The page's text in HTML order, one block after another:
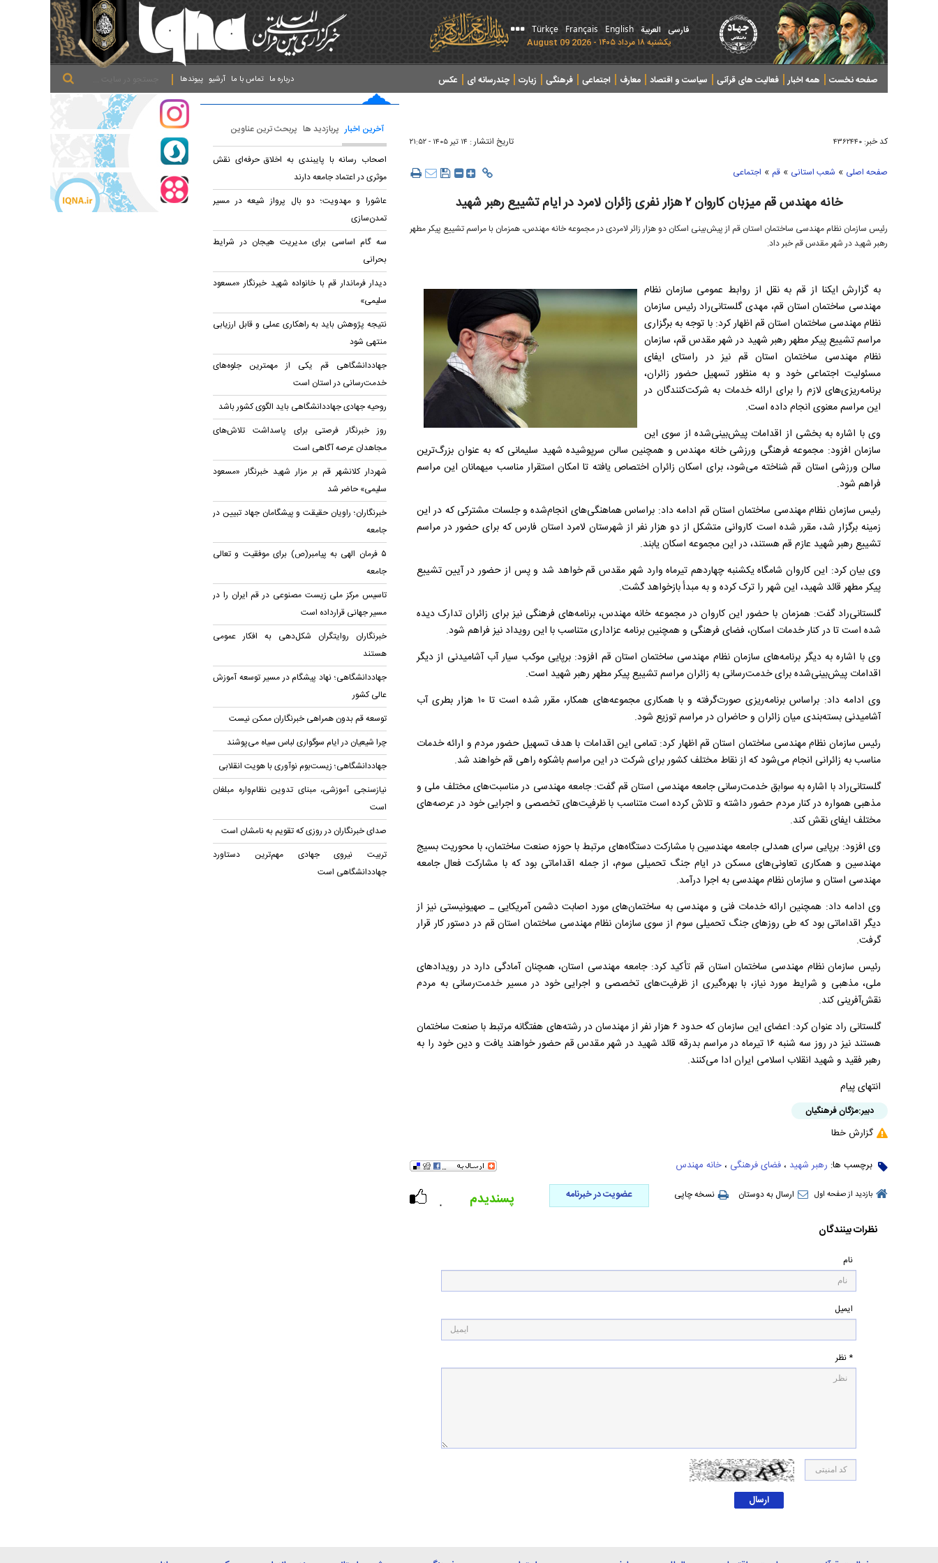
فارسی العربیة English
Français
Türkçe
يکشنبه ۱۸ مرداد ۱۴۰۵ - 2026 August 09
صفحه نخست همه اخبار فعالیت های قرآنی سیاست و اقتصاد معارف اجتماعی فرهنگی زیارت چندرسانه ای عکس پیوندها آرشیو تماس با ما درباره ما
کد خبر: ۴۳۶۲۴۴۰ تاریخ انتشار : ۱۴ تير ۱۴۰۵ - ۲۱:۵۲
صفحه اصلی » شعب استانی » قم » اجتماعی
خانه مهندس قم میزبان کاروان ۲ هزار نفری زائران لامرد در ایام تشییع رهبر شهید
رئیس سازمان نظام مهندسی ساختمان استان قم از پیش‌بینی اسکان دو هزار زائر لامردی در مجموعه خانه مهندس، همزمان با مراسم تشییع پیکر مطهر
رهبر شهید در شهر مقدس قم خبر داد.
به گزارش ایکنا از قم به نقل از روابط عمومی سازمان نظام
مهندسی ساختمان استان قم، مهدی گلستانی‌راد رئیس سازمان
نظام مهندسی ساختمان استان قم اظهار کرد: با توجه به برگزاری
مراسم تشییع پیکر مطهر رهبر شهید در شهر مقدس قم، سازمان
نظام مهندسی ساختمان استان قم نیز در راستای ایفای
مسئولیت اجتماعی خود و به منظور تسهیل حضور زائران،
برنامه‌ریزی‌های لازم را برای ارائه خدمات به شرکت‌کنندگان در
این مراسم معنوی انجام داده است.
وی با اشاره به بخشی از اقدامات پیش‌بینی‌شده از سوی این
سازمان افزود: مجموعه فرهنگی ورزشی خانه مهندس و همچنین سالن سرپوشیده شهید سلیمانی که به عنوان بزرگ‌ترین
سالن ورزشی استان قم شناخته می‌شود، برای اسکان زائران اختصاص یافته تا امکان استقرار مناسب میهمانان این مراسم
فراهم شود.
رئیس سازمان نظام مهندسی ساختمان استان قم ادامه داد: براساس هماهنگی‌های انجام‌شده و جلسات مشترکی که در این
زمینه برگزار شد، مقرر شده است کاروانی متشکل از دو هزار نفر از شهرستان لامرد استان فارس که برای حضور در مراسم
تشییع رهبر شهید عازم قم هستند، در این مجموعه اسکان یابند.
وی بیان کرد: این کاروان شامگاه یکشنبه چهاردهم تیرماه وارد شهر مقدس قم خواهد شد و پس از حضور در آیین تشییع
پیکر مطهر قائد شهید، این شهر را ترک کرده و به مبدأ بازخواهد گشت.
گلستانی‌راد گفت: همزمان با حضور این کاروان در مجموعه خانه مهندس، برنامه‌های فرهنگی نیز برای زائران تدارک دیده
شده است تا در کنار خدمات اسکان، فضای فرهنگی و همچنین برنامه عزاداری متناسب با این رویداد نیز فراهم شود.
وی با اشاره به دیگر برنامه‌های سازمان نظام مهندسی ساختمان استان قم افزود: برپایی موکب سیار آب آشامیدنی از دیگر
اقدامات پیش‌بینی‌شده برای خدمت‌رسانی به زائران مراسم تشییع پیکر مطهر رهبر شهید است.
وی ادامه داد: براساس برنامه‌ریزی صورت‌گرفته و با همکاری مجموعه‌های همکار، مقرر شده است تا ۱۰ هزار بطری آب
آشامیدنی بسته‌بندی میان زائران و حاضران در مراسم توزیع شود.
رئیس سازمان نظام مهندسی ساختمان استان قم اظهار کرد: تمامی این اقدامات با هدف تسهیل حضور مردم و ارائه خدمات
مناسب به زائرانی انجام می‌شود که از نقاط مختلف کشور برای شرکت در این مراسم باشکوه راهی قم خواهند شد.
گلستانی‌راد با اشاره به سوابق خدمت‌رسانی جامعه مهندسی استان قم گفت: جامعه مهندسی در مناسبت‌های مختلف ملی و
مذهبی همواره در کنار مردم حضور داشته و تلاش کرده است متناسب با ظرفیت‌های تخصصی و اجرایی خود در عرصه‌های
مختلف ایفای نقش کند.
وی افزود: برپایی سرای همدلی جامعه مهندسین با مشارکت دستگاه‌های مرتبط با حوزه صنعت ساختمان، با محوریت بسیج
مهندسین و همکاری تعاونی‌های مسکن در ایام جنگ تحمیلی سوم، از جمله اقداماتی بود که با مشارکت فعال جامعه
مهندسی استان و سازمان نظام مهندسی به اجرا درآمد.
وی ادامه داد: همچنین ارائه خدمات فنی و مهندسی به ساختمان‌های مورد اصابت دشمن آمریکایی ـ صهیونیستی نیز از
دیگر اقداماتی بود که طی روز‌های جنگ تحمیلی سوم از سوی سازمان نظام مهندسی ساختمان استان قم در دستور کار قرار
گرفت.
رئیس سازمان نظام مهندسی ساختمان استان قم تأکید کرد: جامعه مهندسی استان، همچنان آمادگی دارد در رویداد‌های
ملی، مذهبی و شرایط مورد نیاز، با بهره‌گیری از ظرفیت‌های تخصصی و اجرایی خود در مسیر خدمت‌رسانی به مردم
نقش‌آفرینی کند.
گلستانی راد عنوان کرد: اعضای این سازمان که حدود ۶ هزار نفر از مهندسان در رشته‌های هفتگانه مرتبط با صنعت ساختمان
هستند نیز در روز سه شنبه ۱۶ تیرماه در مراسم بدرقه قائد شهید در شهر مقدس قم حضور خواهند یافت و دین خود را به
رهبر فقید و شهید انقلاب اسلامی ایران ادا می‌کنند.
انتهای پیام
دبیر:مژگان فرهنگیان
گزارش خطا
برچسب ها: رهبر شهید ، فضای فرهنگی ، خانه مهندس
بازدید از صفحه اول ارسال به دوستان نسخه چاپی عضویت در خبرنامه
۰ پسندیدم
نظرات بینندگان
نام
ایمیل
* نظر
آخرین اخبار پربازدید ها پربحث ترین عناوین
اصحاب رسانه با پایبندی به اخلاق حرفه‌ای نقش
موثری در اعتماد جامعه دارند
عاشورا و مهدویت؛ دو بال پرواز شیعه در مسیر
تمدن‌سازی
سه گام اساسی برای مدیریت هیجان در شرایط
بحرانی
دیدار فرماندار قم با خانواده شهید خبرنگار «مسعود
سلیمی»
نتیجه پژوهش باید به راهکاری عملی و قابل ارزیابی
منتهی شود
جهاددانشگاهی قم یکی از مهمترین جلوه‌های
خدمت‌رسانی در استان است
روحیه جهادی جهاددانشگاهی باید الگوی کشور باشد
روز خبرنگار فرصتی برای پاسداشت تلاش‌های
مجاهدان عرصه آگاهی است
شهردار کلانشهر قم بر مزار شهید خبرنگار «مسعود
سلیمی» حاضر شد
خبرنگاران؛ راویان حقیقت و پیشگامان جهاد تبیین در
جامعه
۵ فرمان الهی به پیامبر(ص) برای موفقیت و تعالی
جامعه
تاسیس مرکز ملی زیست مصنوعی در قم ایران را در
مسیر جهانی قرارداده است
خبرنگاران روایتگران شکل‌دهی به افکار عمومی
هستند
جهاد‌دانشگاهی؛ نهاد پیشگام در مسیر توسعه آموزش
عالی کشور
توسعه قم بدون همراهی خبرنگاران ممکن نیست
چرا شیعیان در ایام سوگواری لباس سیاه می‌پوشند
جهاد‌دانشگاهی؛ زیست‌بوم نوآوری با هویت انقلابی
نیازسنجی آموزشی، مبنای تدوین نظام‌واره مبلغان
است
صدای خبرنگاران در روزی که تقویم به نامشان است
تربیت نیروی جهادی مهم‌ترین دستاورد
جهاد‌دانشگاهی است